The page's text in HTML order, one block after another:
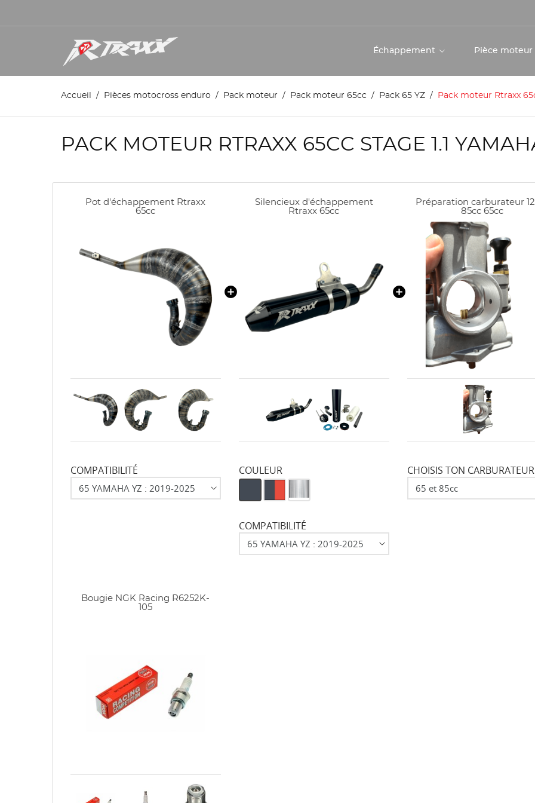
Échappement Pièce moteur
Accueil Pièces motocross enduro Pack moteur Pack moteur 65cc Pack 65 YZ Pack moteur Rtraxx
PACK MOTEUR RTRAXX 65CC STAGE 1.1
Pot d'échappement Rtraxx
65cc
COMPATIBILITÉ
Silencieux d'échappement
Rtraxx 65cc
COULEUR
COMPATIBILITÉ
Préparation carburateur
85cc 65cc
CHOISIS TON CARBURATEUR
Bougie NGK Racing R6252K-
105